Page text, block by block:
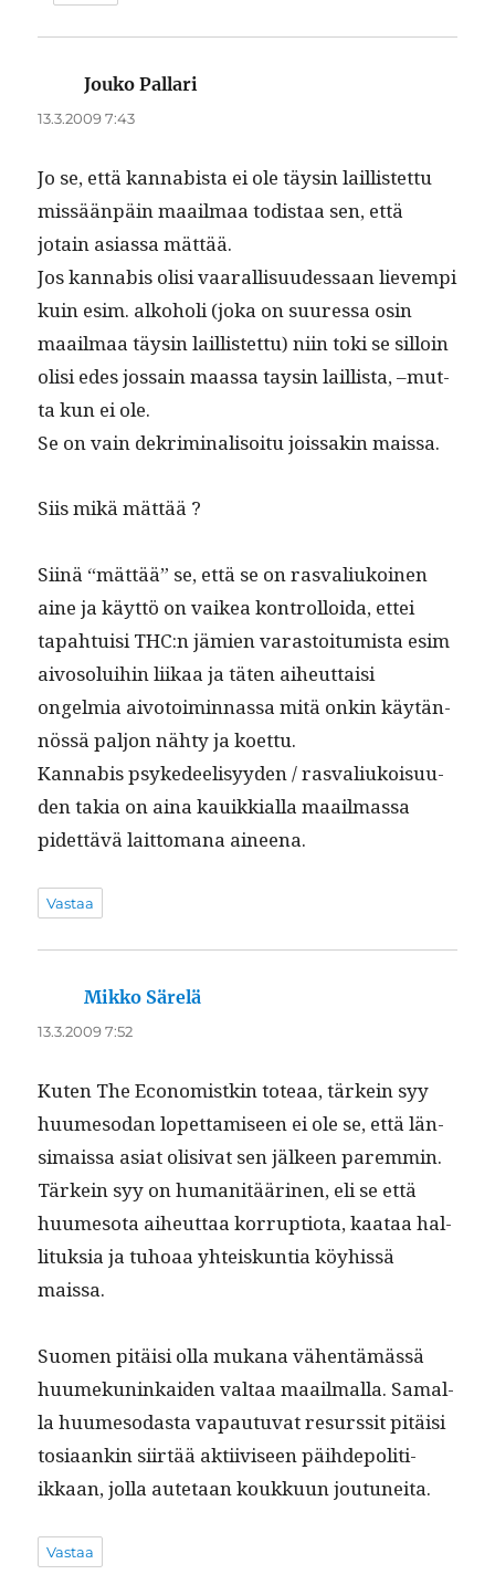
Jouko Pallari
13.3.2009 7:43
Jo se, että kannabista ei ole täysin lail­lis­tet­tu
mis­sään­päin maail­maa todis­taa sen, että
jotain asi­as­sa mättää.
Jos kannabis olisi vaar­al­lisu­udessaan lievem­pi
kuin esim. alko­holi (joka on suures­sa osin
maail­maa täysin lail­lis­tet­tu) niin toki se sil­loin
olisi edes jos­sain maas­sa taysin lail­lista, –mut­
ta kun ei ole.
Se on vain dekrim­i­nal­isoitu jois­sakin maissa.
Siis mikä mättää ?
Siinä “mät­tää” se, että se on ras­val­iukoinen
aine ja käyt­tö on vaikea kon­trol­loi­da, ettei
tapah­tu­isi THC:n jämien varas­toi­tu­mista esim
aivosolui­hin liikaa ja täten aiheut­taisi
ongelmia aiv­o­toimin­nas­sa mitä onkin käytän­
nössä paljon nähty ja koettu.
Kannabis psykedeel­isyy­den / ras­val­iukoisu­u­
den takia on aina kauikkial­la maail­mas­sa
pidet­tävä lait­tomana aineena.
Vastaa
Mikko Särelä
13.3.2009 7:52
Kuten The Econ­o­mistkin toteaa, tärkein syy
huume­so­dan lopet­tamiseen ei ole se, että län­
si­mais­sa asi­at oli­si­vat sen jäl­keen parem­min.
Tärkein syy on human­itääri­nen, eli se että
huume­so­ta aiheut­taa kor­rup­tio­ta, kaataa hal­
li­tuk­sia ja tuhoaa yhteiskun­tia köy­hissä
maissa.
Suomen pitäisi olla mukana vähen­tämässä
huumekuninkaiden val­taa maail­mal­la. Samal­
la huume­so­das­ta vapau­tu­vat resurssit pitäisi
tosi­aankin siirtää akti­iviseen päi­hde­poli­ti­
ikkaan, jol­la aute­taan koukku­un joutuneita.
Vastaa